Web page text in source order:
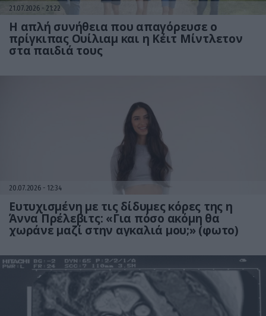
21.07.2026 21:22
Η απλή συνήθεια που απαγόρευσε ο
πρίγκιπας Ουίλιαμ και η Κέιτ Μίντλετον
στα παιδιά τους
20.07.2026 12:34
Ευτυχισμένη με τις δίδυμες κόρες της η
Άννα Πρέλεβιτς: «Για πόσο ακόμη θα
χωράνε μαζί στην αγκαλιά μου;» (φωτο)